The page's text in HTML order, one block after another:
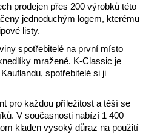
prodejen přes 200 výrobků této
jednoduchým logem, kterému
listy.
spotřebitelé na první místo
mražené. K-Classic je
spotřebitelé si ji
pro každou příležitost a těší se
V současnosti nabízí 1 400
kladen vysoký důraz na použití